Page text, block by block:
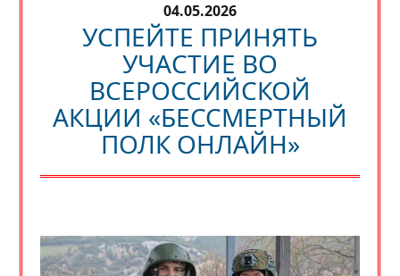
04.05.2026
УСПЕЙТЕ ПРИНЯТЬ
УЧАСТИЕ ВО
ВСЕРОССИЙСКОЙ
АКЦИИ «БЕССМЕРТНЫЙ
ПОЛК ОНЛАЙН»